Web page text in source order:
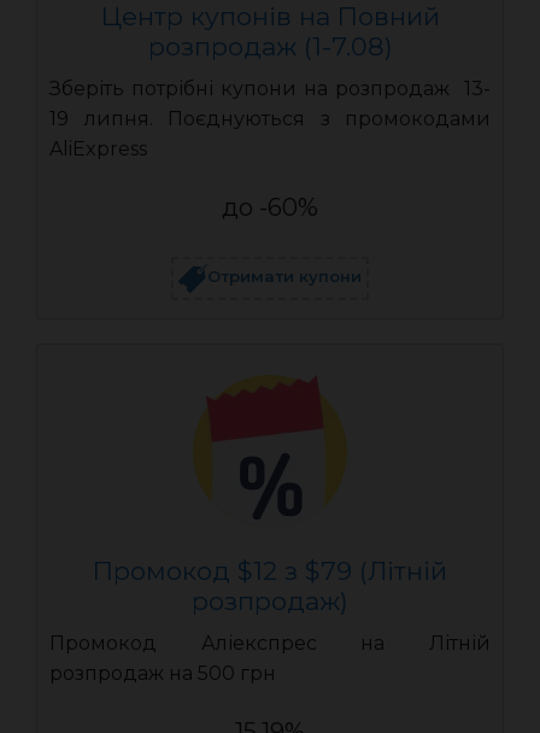
Центр купонів на Повний
розпродаж (1-7.08)
Зберіть потрібні купони на розпродаж 13-
19 липня. Поєднуються з промокодами
AliExpress
до -60%
Отримати купони
Промокод $12 з $79 (Літній
розпродаж)
Промокод Аліекспрес на Літній
розпродаж на 500 грн